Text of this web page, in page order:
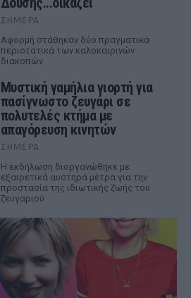
ΣΉΜΕΡΑ
Αφορμή στάθηκαν δύο πραγματικά
περιστατικά των καλοκαιρινών
διακοπών
Μυστική γαμήλια γιορτή για
πασίγνωστο ζευγάρι σε
πολυτελές κτήμα με
απαγόρευση κινητών
ΣΉΜΕΡΑ
Η εκδήλωση διοργανώθηκε με
εξαιρετικά αυστηρά μέτρα για την
προστασία της ιδιωτικής ζωής του
ζευγαριού